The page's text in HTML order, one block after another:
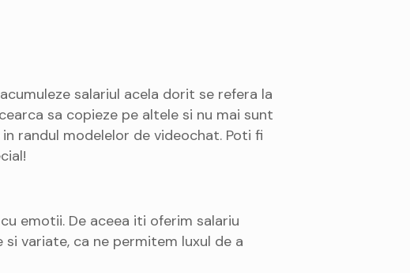
salariul acela dorit se refera la
sa copieze pe altele si nu mai sunt
randul modelelor de videochat. Poti fi
emotii. De aceea iti oferim salariu
variate, ca ne permitem luxul de a